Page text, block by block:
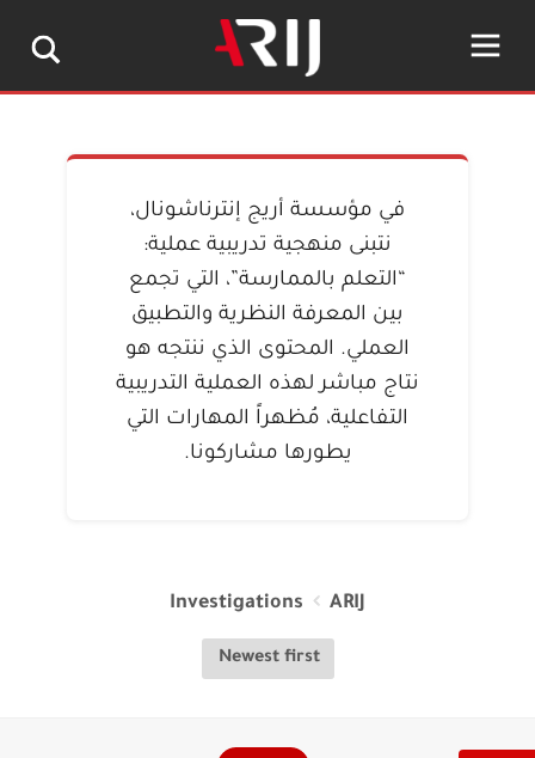
في مؤسسة أريج إنترناشونال،
نتبنى منهجية تدريبية عملية:
“التعلم بالممارسة”، التي تجمع
بين المعرفة النظرية والتطبيق
العملي. المحتوى الذي ننتجه هو
نتاج مباشر لهذه العملية التدريبية
التفاعلية، مُظهراً المهارات التي
يطورها مشاركونا.
ARIJ
Investigations